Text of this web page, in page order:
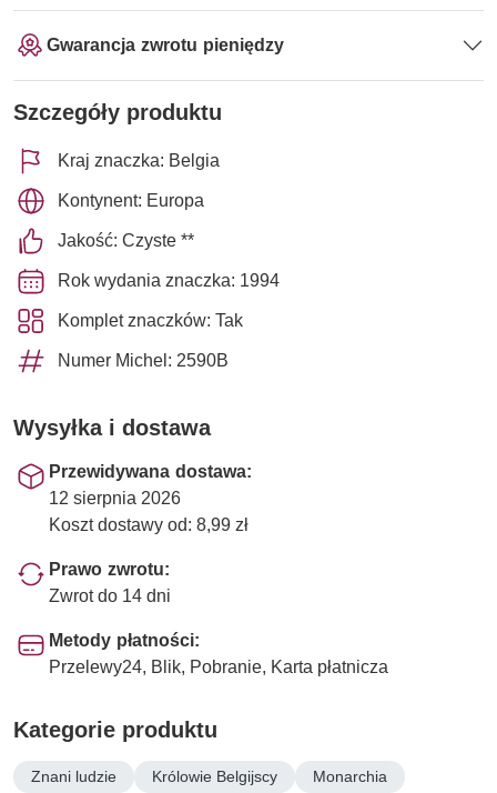
Gwarancja zwrotu pieniędzy
Szczegóły produktu
Kraj znaczka: Belgia
Kontynent: Europa
Jakość: Czyste **
Rok wydania znaczka: 1994
Komplet znaczków: Tak
Numer Michel: 2590B
Wysyłka i dostawa
Przewidywana dostawa:
12 sierpnia 2026
Koszt dostawy od: 8,99 zł
Prawo zwrotu:
Zwrot do 14 dni
Metody płatności:
Przelewy24, Blik, Pobranie, Karta płatnicza
Kategorie produktu
Znani ludzie Królowie Belgijscy
Monarchia